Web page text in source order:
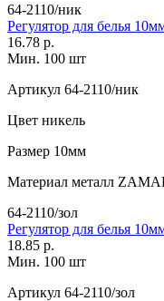
64-2110/ник
Регулятор для белья
16.78 р.
Мин. 100 шт
Артикул 64-2110/ник
Цвет никель
Размер 10мм
Материал металл
64-2110/зол
Регулятор для белья
18.85 р.
Мин. 100 шт
Артикул 64-2110/зол